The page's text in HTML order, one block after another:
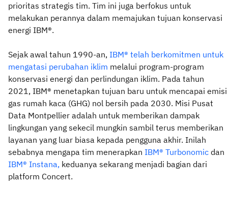
prioritas strategis tim. Tim ini juga berfokus untuk
melakukan perannya dalam memajukan tujuan konservasi
energi IBM®.
Sejak awal tahun 1990-an, IBM® telah berkomitmen untuk
mengatasi perubahan iklim melalui program-program
konservasi energi dan perlindungan iklim. Pada tahun
2021, IBM® menetapkan tujuan baru untuk mencapai emisi
gas rumah kaca (GHG) nol bersih pada 2030. Misi Pusat
Data Montpellier adalah untuk memberikan dampak
lingkungan yang sekecil mungkin sambil terus memberikan
layanan yang luar biasa kepada pengguna akhir. Inilah
sebabnya mengapa tim menerapkan IBM® Turbonomic dan
IBM® Instana, keduanya sekarang menjadi bagian dari
platform Concert.